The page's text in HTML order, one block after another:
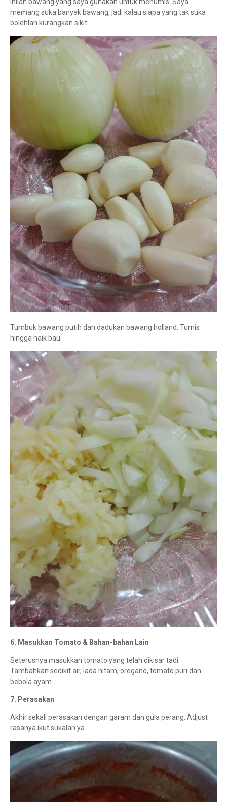
Inilah bawang yang saya gunakan untuk menumis. Saya
memang suka banyak bawang, jadi kalau siapa yang tak suka
bolehlah kurangkan sikit.
Tumbuk bawang putih dan dadukan bawang holland. Tumis
hingga naik bau.
6. Masukkan Tomato & Bahan-bahan Lain
Seterusnya masukkan tomato yang telah dikisar tadi.
Tambahkan sedikit air, lada hitam, oregano, tomato puri dan
bebola ayam.
7. Perasakan
Akhir sekali perasakan dengan garam dan gula perang. Adjust
rasanya ikut sukalah ya.